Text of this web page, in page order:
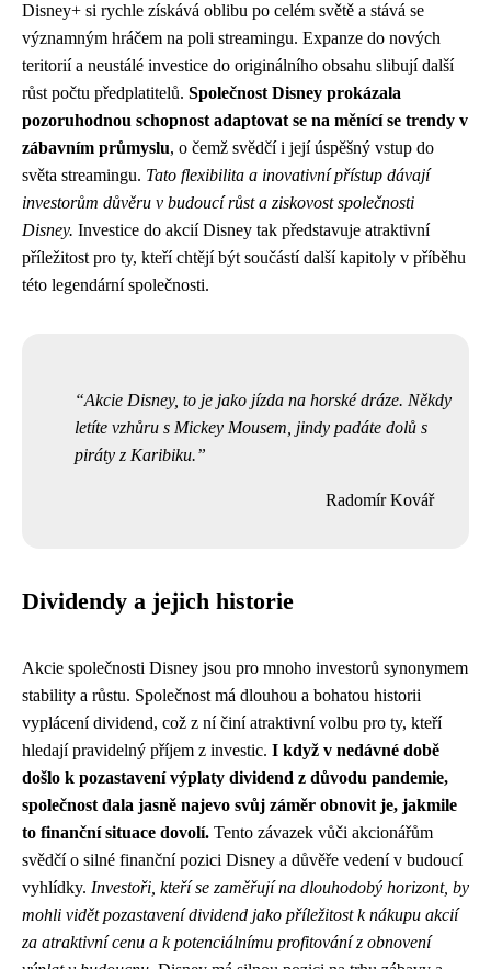
Disney+ si rychle získává oblibu po celém světě a stává se
významným hráčem na poli streamingu. Expanze do nových
teritorií a neustálé investice do originálního obsahu slibují další
růst počtu předplatitelů. Společnost Disney prokázala
pozoruhodnou schopnost adaptovat se na měnící se trendy v
zábavním průmyslu, o čemž svědčí i její úspěšný vstup do
světa streamingu. Tato flexibilita a inovativní přístup dávají
investorům důvěru v budoucí růst a ziskovost společnosti
Disney. Investice do akcií Disney tak představuje atraktivní
příležitost pro ty, kteří chtějí být součástí další kapitoly v příběhu
této legendární společnosti.
Akcie Disney, to je jako jízda na horské dráze. Někdy
letíte vzhůru s Mickey Mousem, jindy padáte dolů s
piráty z Karibiku.
Radomír Kovář
Dividendy a jejich historie
Akcie společnosti Disney jsou pro mnoho investorů synonymem
stability a růstu. Společnost má dlouhou a bohatou historii
vyplácení dividend, což z ní činí atraktivní volbu pro ty, kteří
hledají pravidelný příjem z investic. I když v nedávné době
došlo k pozastavení výplaty dividend z důvodu pandemie,
společnost dala jasně najevo svůj záměr obnovit je, jakmile
to finanční situace dovolí. Tento závazek vůči akcionářům
svědčí o silné finanční pozici Disney a důvěře vedení v budoucí
vyhlídky. Investoři, kteří se zaměřují na dlouhodobý horizont, by
mohli vidět pozastavení dividend jako příležitost k nákupu akcií
za atraktivní cenu a k potenciálnímu profitování z obnovení